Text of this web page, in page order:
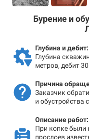
Бурение и
Глубина и дебит:
Глубина
метров, дебит
Причина
Заказчик
и обустройства
Описание работ:
При копке были
прослоев